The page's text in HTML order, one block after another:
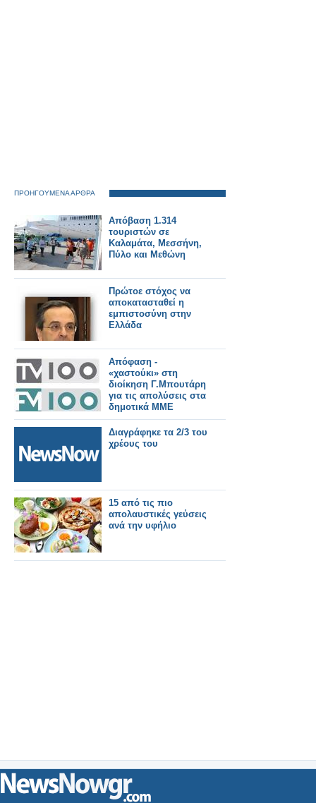
ΠΡΟΗΓΟΥΜΕΝΑ ΑΡΘΡΑ
Απόβαση 1.314
τουριστών σε
Καλαμάτα, Μεσσήνη,
Πύλο και Μεθώνη
Πρώτοε στόχος να
αποκατασταθεί η
εμπιστοσύνη στην
Ελλάδα
Απόφαση -
«χαστούκι» στη
διοίκηση Γ.Μπουτάρη
για τις απολύσεις στα
δημοτικά ΜΜΕ
Διαγράφηκε τα 2/3 του
χρέους του
15 από τις πιο
απολαυστικές γεύσεις
ανά την υφήλιο